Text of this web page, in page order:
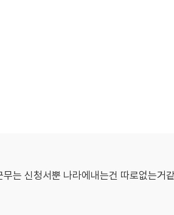
는 신청서뿐 나라에내는건 따로없는거